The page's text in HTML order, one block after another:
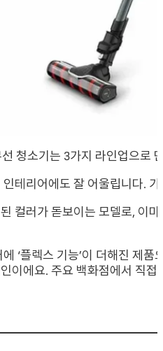
청소기는 3가지 라인업으로
인테리어에도 잘 어울립니다.
컬러가 돋보이는 모델로, 이
‘플렉스 기능’이 더해진 제
이에요. 주요 백화점에서 직접